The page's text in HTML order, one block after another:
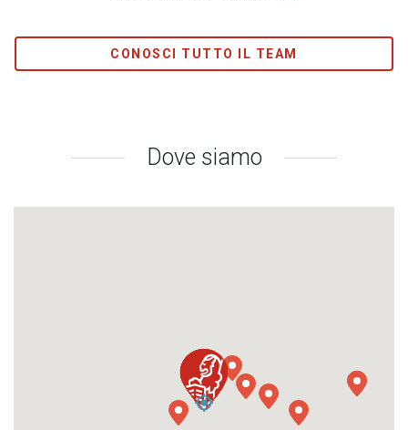
CONOSCI TUTTO IL TEAM
Dove siamo